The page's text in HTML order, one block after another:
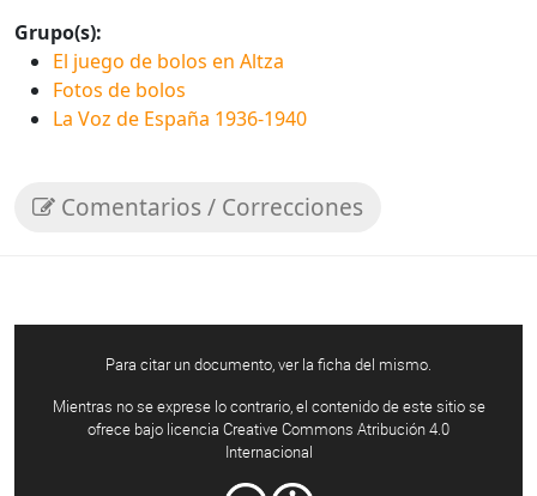
Grupo(s):
El juego de bolos en Altza
Fotos de bolos
La Voz de España 1936-1940
Comentarios / Correcciones
Para citar un documento, ver la ficha del mismo.
Mientras no se exprese lo contrario, el contenido de este sitio se
ofrece bajo licencia Creative Commons Atribución 4.0
Internacional